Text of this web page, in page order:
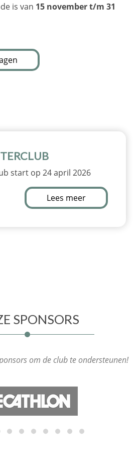
is van 15 november t/m 31
start op 24 april 2026
Lees meer
SPONSORS
om de club te ondersteunen!